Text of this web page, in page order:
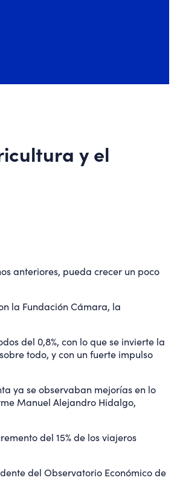
y el
anteriores, pueda crecer un poco
la Fundación Cámara, la
del 0,8%, con lo que se invierte la
todo, y con un fuerte impulso
ya se observaban mejorías en lo
Manuel Alejandro Hidalgo,
del 15% de los viajeros
del Observatorio Económico de